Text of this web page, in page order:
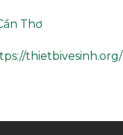
Thơ
thietbivesinh.org/